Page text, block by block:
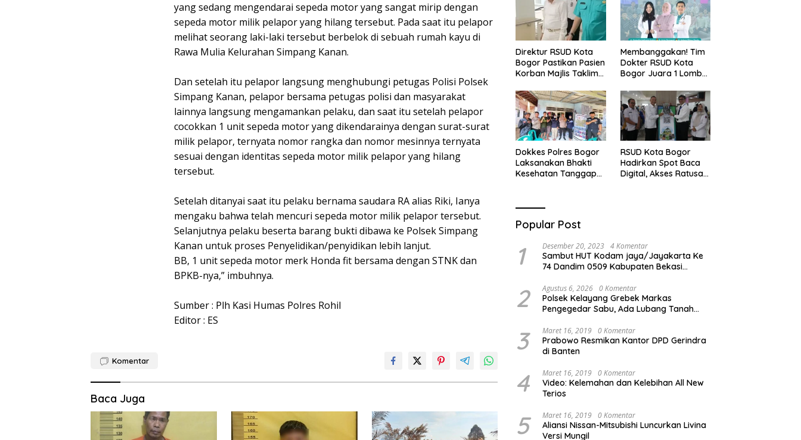
yang sedang mengendarai sepeda motor yang sangat mirip dengan
sepeda motor milik pelapor yang hilang tersebut. Pada saat itu pelapor
melihat seorang laki-laki tersebut berbelok di sebuah rumah kayu di
Rawa Mulia Kelurahan Simpang Kanan.
Dan setelah itu pelapor langsung menghubungi petugas Polisi Polsek
Simpang Kanan, pelapor bersama petugas polisi dan masyarakat
lainnya langsung mengamankan pelaku, dan saat itu setelah pelapor
cocokkan 1 unit sepeda motor yang dikendarainya dengan surat-surat
milik pelapor, ternyata nomor rangka dan nomor mesinnya ternyata
sesuai dengan identitas sepeda motor milik pelapor yang hilang
tersebut.
Setelah ditanyai saat itu pelaku bernama saudara RA alias Riki, Ianya
mengaku bahwa telah mencuri sepeda motor milik pelapor tersebut.
Selanjutnya pelaku beserta barang bukti dibawa ke Polsek Simpang
Kanan untuk proses Penyelidikan/penyidikan lebih lanjut.
BB, 1 unit sepeda motor merk Honda fit bersama dengan STNK dan
BPKB-nya,” imbuhnya.
Sumber : Plh Kasi Humas Polres Rohil
Editor : ES
Komentar
Baca Juga
Direktur RSUD Kota
Bogor Pastikan Pasien
Korban Majlis Taklim
Mendapatkan
Perawatan Maksimal
Membanggakan! Tim
Dokter RSUD Kota
Bogor Juara 1 Lomba
Pengakuan di Pentas
Medis Se-Bogor
Dokkes Polres Bogor
Laksanakan Bhakti
Kesehatan Tanggap
RSUD Kota Bogor
Hadirkan Spot Baca
Digital, Akses Ratusan
Popular Post
1 Desember 20, 2023 4 Komentar
Sambut HUT Kodam jaya/Jayakarta Ke
74 Dandim 0509 Kabupaten Bekasi
Yatim-Piatu
2 Agustus 6, 2026 0 Komentar
Polsek Kelayang Grebek Markas
Pengegedar Sabu, Ada Lubang Tanah
3 Maret 16, 2019 0 Komentar
Prabowo Resmikan Kantor DPD Gerindra
di Banten
4 Maret 16, 2019 0 Komentar
Video: Kelemahan dan Kelebihan All New
Terios
5 Maret 16, 2019 0 Komentar
Aliansi Nissan-Mitsubishi Luncurkan Livina
Versi Mungil